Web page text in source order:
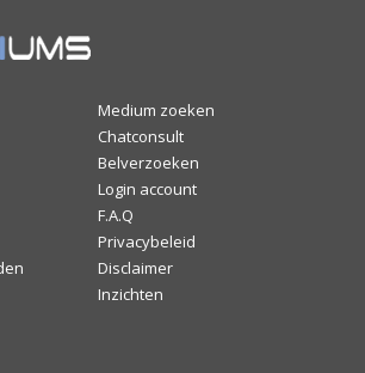
Medium zoeken
Chatconsult
Belverzoeken
Login account
F.A.Q
Privacybeleid
Disclaimer
Inzichten